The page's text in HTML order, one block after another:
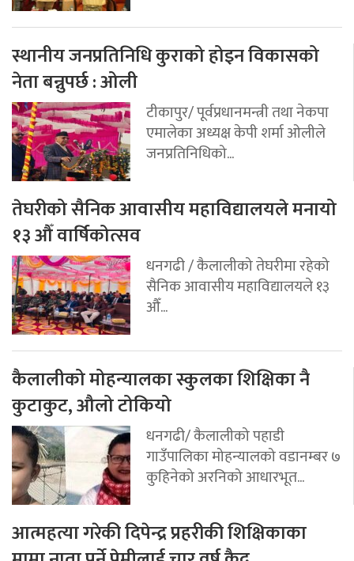
स्थानीय जनप्रतिनिधि कुराको होइन विकासको
नेता बन्नुपर्छ : ओली
टीकापुर/ पूर्वप्रधानमन्त्री तथा नेकपा
एमालेका अध्यक्ष केपी शर्मा ओलीले
जनप्रतिनिधिको...
तेघरीको सैनिक आवासीय महाविद्यालयले मनायो
१३ औँ वार्षिकोत्सव
धनगढी / कैलालीको तेघरीमा रहेको
सैनिक आवासीय महाविद्यालयले १३
औँ...
कैलालीको मोहन्यालका स्कुलका शिक्षिका नै
कुटाकुट, औलो टोकियो
धनगढी/ कैलालीको पहाडी
गाउँपालिका मोहन्यालको वडानम्बर ७
कुहिनेको अरनिको आधारभूत...
आत्महत्या गरेकी दिपेन्द्र प्रहरीकी शिक्षिकाका